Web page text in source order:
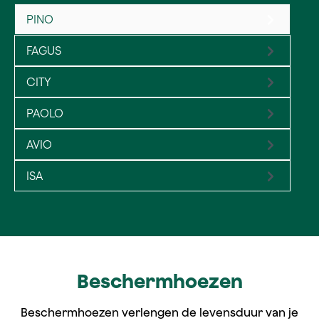
PINO
FAGUS
CITY
PAOLO
AVIO
ISA
Beschermhoezen
Beschermhoezen verlengen de levensduur van je